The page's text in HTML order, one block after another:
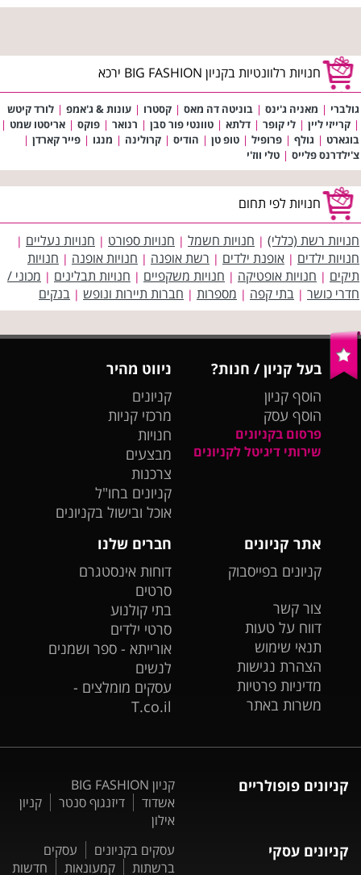
חנויות רלוונטיות בקניון BIG FASHION ירכא
גולברי | מאניה ג'ינס | בוניטה דה מאס | קסטרו | עונות & ג'אמפ | לורד קיטש
| קרייזי ליין | לי קופר | דלתא | טוונטי פור סבן | רנואר | פוקס | אריסטו שמט |
בוגארט | גולף | פרופיל | טופ טן | הודיס | קרולינה | מנגו | פייר קארדן |
צ'ילדרנס פלייס | טלי ווז'י
חנויות לפי תחום
חנויות רשת (כללי) | חנויות חשמל | חנויות ספורט | חנויות נעליים |
חנויות ילדים | אופנת ילדים | רשת אופנה | חנויות אופנה | חנויות
תיקים | חנויות אופטיקה | חנויות משקפיים | חנויות תבלינים | מכוני /
חדרי כושר | בתי קפה | מספרות | חברות תיירות ונופש | בנקים
בעל קניון / חנות?
הוסף קניון
הוסף עסק
פרסום בקניונים
שירותי דיגיטל לקניונים
ניווט מהיר
קניונים
מרכזי קניות
חנויות
מבצעים
צרכנות
קניונים בחו"ל
אוכל ובישול בקניונים
אתר קניונים
קניונים בפייסבוק
צור קשר
דווח על טעות
תנאי שימוש
הצהרת נגישות
מדיניות פרטיות
משרות באתר
חברים שלנו
דוחות אינסטגרם
סרטים
בתי קולנוע
סרטי ילדים
אורייתא - ספר ושמנים
לנשים
עסקים מומלצים -
T.co.il
קניונים פופולריים
קניון BIG FASHION
אשדוד
דיזנגוף סנטר
קניון
אילון
קניונים עסקי עסקים בקניונים
עסקים
ברשתות
קמעונאות חדשות